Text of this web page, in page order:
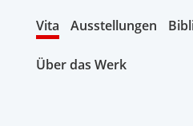
Vita Ausstellungen
Über das Werk